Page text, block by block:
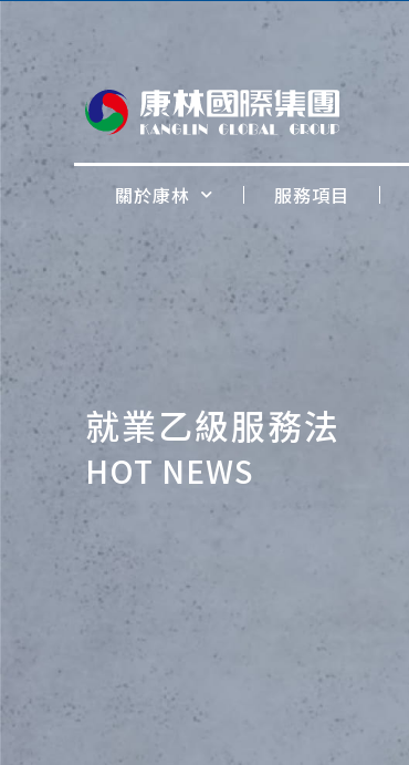
關於康林 服務項目
就業乙級服務法
HOT NEWS